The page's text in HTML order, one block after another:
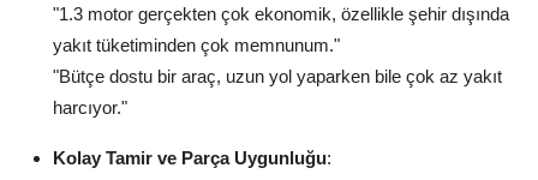
"1.3 motor gerçekten çok ekonomik, özellikle şehir dışında
yakıt tüketiminden çok memnunum."
"Bütçe dostu bir araç, uzun yol yaparken bile çok az yakıt
harcıyor."
Kolay Tamir ve Parça Uygunluğu: